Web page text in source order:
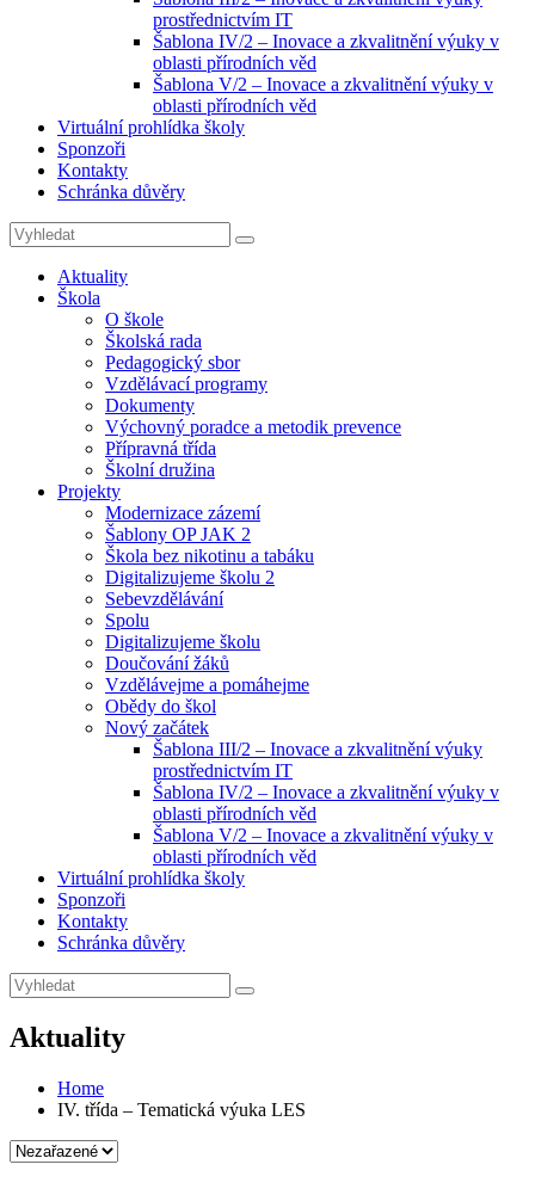
prostřednictvím IT
Šablona IV/2 – Inovace a zkvalitnění výuky v
oblasti přírodních věd
Šablona V/2 – Inovace a zkvalitnění výuky v
oblasti přírodních věd
Virtuální prohlídka školy
Sponzoři
Kontakty
Schránka důvěry
Search
for:
Search
Aktuality
Škola
O škole
Školská rada
Pedagogický sbor
Vzdělávací programy
Dokumenty
Výchovný poradce a metodik prevence
Přípravná třída
Školní družina
Projekty
Modernizace zázemí
Šablony OP JAK 2
Škola bez nikotinu a tabáku
Digitalizujeme školu 2
Sebevzdělávání
Spolu
Digitalizujeme školu
Doučování žáků
Vzdělávejme a pomáhejme
Obědy do škol
Nový začátek
Šablona III/2 – Inovace a zkvalitnění výuky
prostřednictvím IT
Šablona IV/2 – Inovace a zkvalitnění výuky v
oblasti přírodních věd
Šablona V/2 – Inovace a zkvalitnění výuky v
oblasti přírodních věd
Virtuální prohlídka školy
Sponzoři
Kontakty
Schránka důvěry
Search
for:
Search
Aktuality
Home
IV. třída – Tematická výuka LES